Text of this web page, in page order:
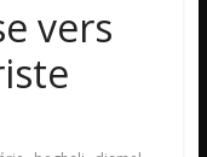
vers